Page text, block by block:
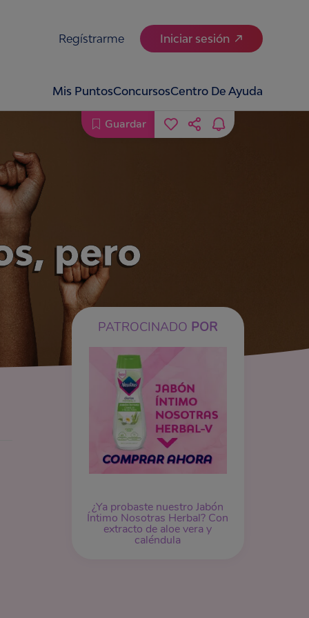
Regístrarme Iniciar sesión
Mis PuntosConcursosCentro De Ayuda
pero
PATROCINADO POR
¿Ya probaste nuestroJabón
Íntimo Nosotras Herbal? Con
extracto de aloe vera y
caléndula
Guardar